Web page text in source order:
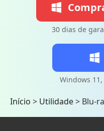
30 dias de
Windows
Início > Utilidade> Blu-